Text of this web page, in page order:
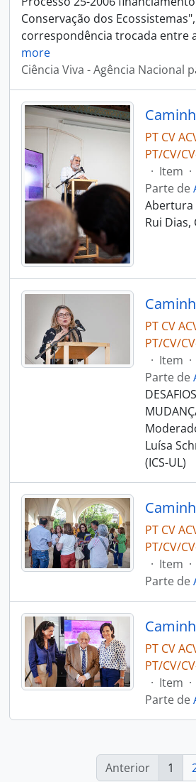
Conservação dos
correspondência trocada entre
more
Ciência Viva - Agência Nacional
PT CV
PT/CV/
· Item ·
Parte de
Abertura
Rui
PT CV
PT/CV/
· Item ·
Parte de
Luísa
(ICS-UL)
PT CV
PT/CV/
· Item ·
Parte de
PT CV
PT/CV/
· Item ·
Parte de
Anterior
1